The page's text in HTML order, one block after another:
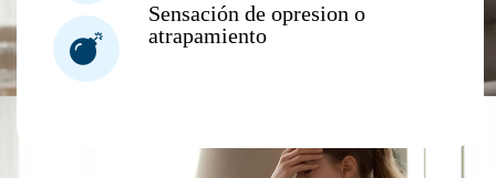
Sensación de opresion o
atrapamiento